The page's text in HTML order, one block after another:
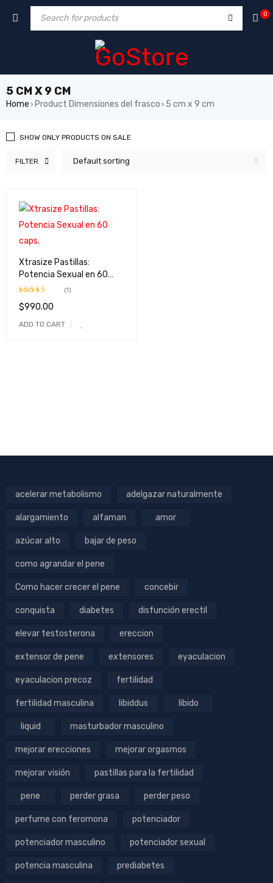
0
5 CM X 9 CM
Home › Product Dimensiones del frasco › 5 cm x 9 cm
FILTER Default sorting
SHOW ONLY PRODUCTS ON SALE
Xtrasize Pastillas:
Potencia Sexual en 60
caps.
Rated5.00
(1)
$990.00
ADD TO CART
acelerar metabolismo adelgazar naturalmente
alargamiento alfaman amor
azúcar alto bajar de peso
como agrandar el pene
Como hacer crecer el pene concebir
conquista diabetes disfunción erectil
elevar testosterona ereccion
extensor de pene extensores eyaculacion
eyaculacion precoz fertilidad
fertilidad masculina libiddus libido
liquid masturbador masculino
mejorar erecciones mejorar orgasmos
mejorar visión pastillas para la fertilidad
pene perder grasa perder peso
perfume con feromona potenciador
potenciador masculino potenciador sexual
potencia masculina prediabetes